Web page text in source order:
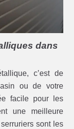
dans
c’est de
ou de votre
facile pour les
une meilleure
sont les